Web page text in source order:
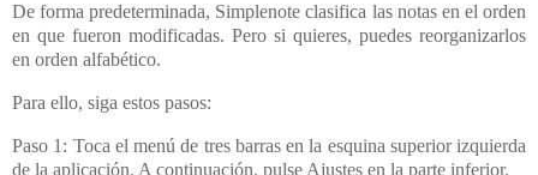
De forma predeterminada, Simplenote clasifica las notas en el orden
en que fueron modificadas. Pero si quieres, puedes reorganizarlos
en orden alfabético.
Para ello, siga estos pasos:
Paso 1: Toca el menú de tres barras en la esquina superior izquierda
de la aplicación. A continuación, pulse Ajustes en la parte inferior.